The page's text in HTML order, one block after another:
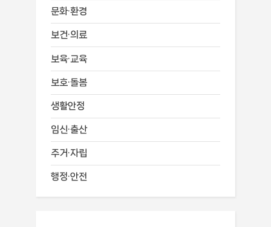
문화·환경
보건·의료
보육·교육
보호·돌봄
생활안정
임신·출산
주거·자립
행정·안전